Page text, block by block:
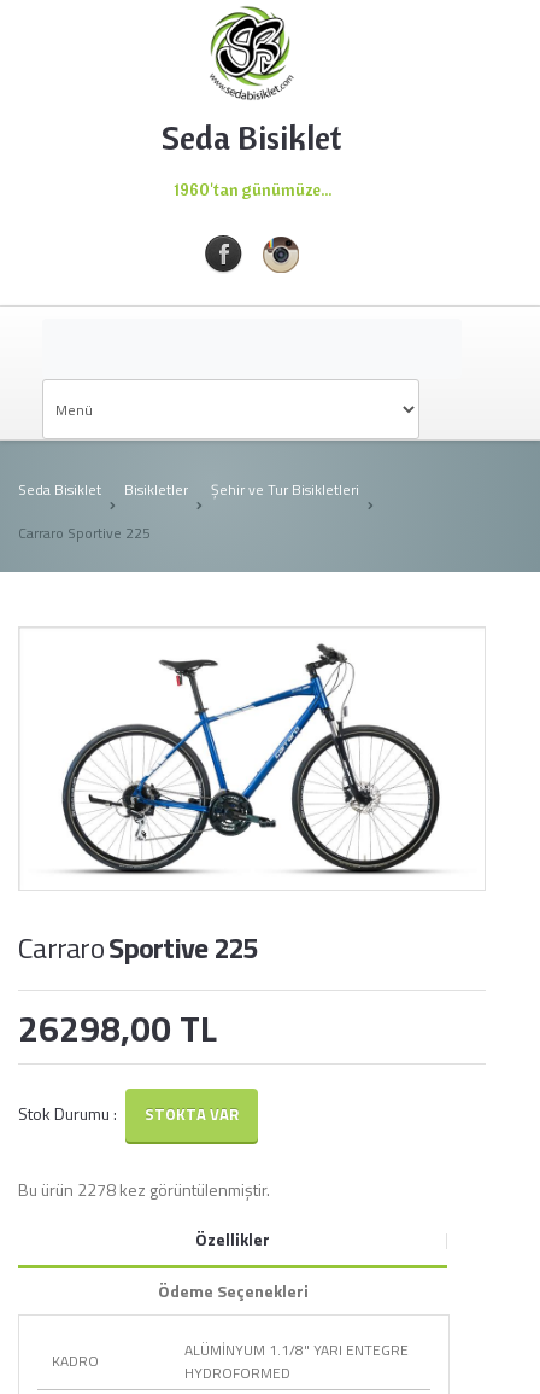
Seda Bisiklet
1960'tan günümüze...
Seda Bisiklet Bisikletler
Şehir ve Tur Bisikletleri
Carraro Sportive 225
CarraroSportive 225
26298,00 TL
Stok Durumu : STOKTA VAR
Bu ürün 2278 kez görüntülenmiştir.
Özellikler
Ödeme Seçenekleri
KADRO
ALÜMİNYUM 1.1/8" YARI ENTEGRE
HYDROFORMED